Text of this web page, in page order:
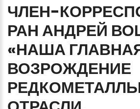
ЧЛЕН-
РАН АНДРЕЙ
«НАША
ВОЗРОЖДЕНИЕ